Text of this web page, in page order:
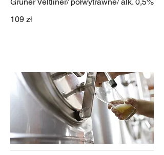
109 zł